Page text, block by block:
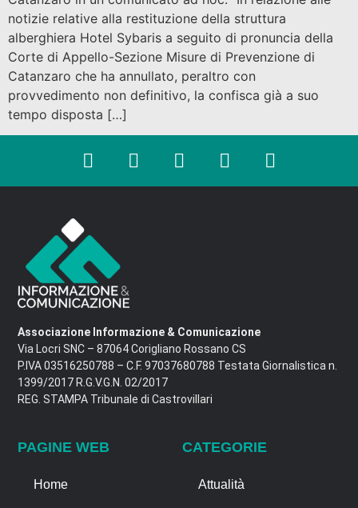
notizie relative alla restituzione della struttura
alberghiera Hotel Sybaris a seguito di pronuncia della
Corte di Appello-Sezione Misure di Prevenzione di
Catanzaro che ha annullato, peraltro con
provvedimento non definitivo, la confisca già a suo
tempo disposta […]
Associazione Informazione & Comunicazione
Via Locri SNC – 87064 Corigliano Rossano CS
P.IVA 03516250788 – C.F. 97037680788 Testata Giornalistica n.
1399/2017 R.G.V.G.N. 02/2017
REG. STAMPA Tribunale di Castrovillari
PAGINE WEB
Home
CATEGORIE
Attualità